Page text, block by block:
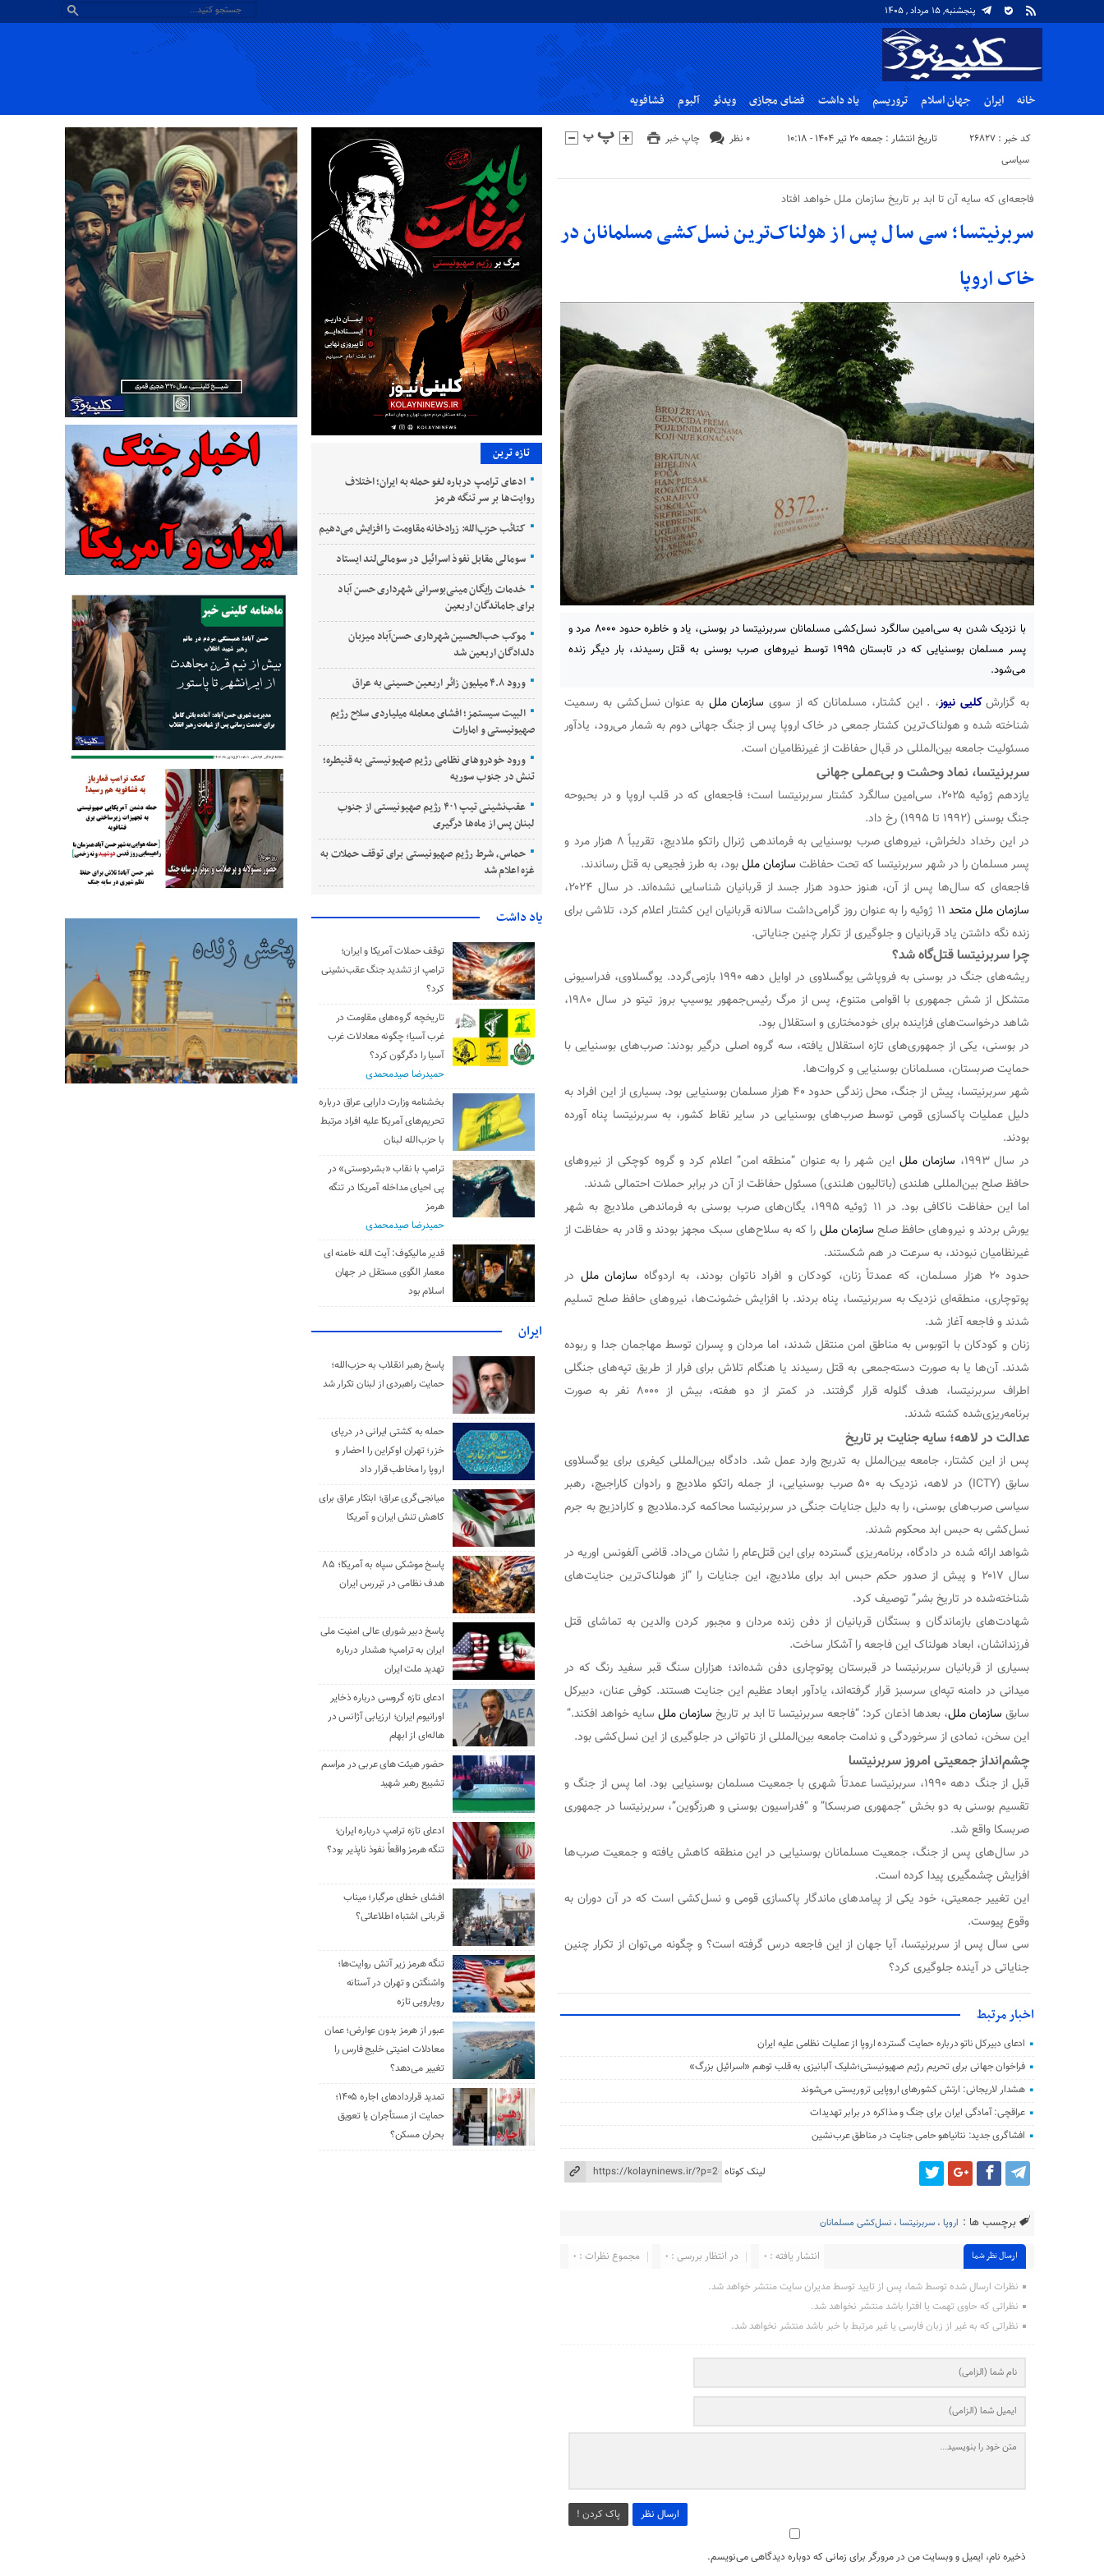
پنجشنبه, ۱۵ مرداد , ۱۴۰۵
خانه ایران جهان اسلام تروریسم یاد داشت فضای مجازی ویدئو آلبوم فشافویه
کد خبر : 26827 تاریخ انتشار : جمعه ۲۰ تیر ۱۴۰۴ - ۱۰:۱۸ چاپ خبر
۰ نظر
سیاسی
فاجعه‌ای که سایه آن تا ابد بر تاریخ سازمان ملل خواهد افتاد
سربرنیتسا؛ سی سال پس از هولناک‌ترین نسل‌کشی مسلمانان در
خاک اروپا
با نزدیک شدن به سی‌امین سالگرد نسل‌کشی مسلمانان سربرنیتسا در بوسنی، یاد و خاطره حدود ۸۰۰۰ مرد و
پسر مسلمان بوسنیایی که در تابستان ۱۹۹۵ توسط نیروهای صرب بوسنی به قتل رسیدند، بار دیگر زنده
می‌شود.
به گزارشکلیی نیوز، . این کشتار، مسلمانان که از سوی سازمان ملل به عنوان نسل‌کشی به رسمیت
شناخته شده و هولناک‌ترین کشتار جمعی در خاک اروپا پس از جنگ جهانی دوم به شمار می‌رود، یادآور
مسئولیت جامعه بین‌المللی در قبال حفاظت از غیرنظامیان است.
سربرنیتسا، نماد وحشت و بی‌عملی جهانی
یازدهم ژوئیه ۲۰۲۵، سی‌امین سالگرد کشتار سربرنیتسا است؛ فاجعه‌ای که در قلب اروپا و در بحبوحه
جنگ بوسنی (۱۹۹۲ تا ۱۹۹۵) رخ داد.
در این رخداد دلخراش، نیروهای صرب بوسنیایی به فرماندهی ژنرال راتکو ملادیچ، تقریباً ۸ هزار مرد و
پسر مسلمان را در شهر سربرنیتسا که تحت حفاظت سازمان مللبود، به طرز فجیعی به قتل رساندند.
فاجعه‌ای که سال‌ها پس از آن، هنوز حدود هزار جسد از قربانیان شناسایی نشده‌اند. در سال ۲۰۲۴،
سازمان ملل متحد
۱۱ ژوئیه را به عنوان روز گرامی‌داشت سالانه قربانیان این کشتار اعلام کرد، تلاشی برای
زنده نگه داشتن یاد قربانیان و جلوگیری از تکرار چنین جنایاتی.
چرا سربرنیتسا قتل‌گاه شد؟
ریشه‌های جنگ در بوسنی به فروپاشی یوگسلاوی در اوایل دهه ۱۹۹۰ بازمی‌گردد. یوگسلاوی، فدراسیونی
متشکل از شش جمهوری با اقوامی متنوع، پس از مرگ رئیس‌جمهور یوسیپ بروز تیتو در سال ۱۹۸۰،
شاهد درخواست‌های فزاینده برای خودمختاری و استقلال بود.
در بوسنی، یکی از جمهوری‌های تازه استقلال یافته، سه گروه اصلی درگیر بودند: صرب‌های بوسنیایی با
حمایت صربستان، مسلمانان بوسنیایی و کروات‌ها.
شهر سربرنیتسا، پیش از جنگ، محل زندگی حدود ۴۰ هزار مسلمان بوسنیایی بود. بسیاری از این افراد به
دلیل عملیات پاکسازی قومی توسط صرب‌های بوسنیایی در سایر نقاط کشور، به سربرنیتسا پناه آورده
بودند.
در سال ۱۹۹۳،
سازمان ملل این شهر را به عنوان “منطقه امن” اعلام کرد و گروه کوچکی از نیروهای
حافظ صلح بین‌المللی هلندی (باتالیون هلندی) مسئول حفاظت از آن در برابر حملات احتمالی شدند.
اما این حفاظت ناکافی بود. در ۱۱ ژوئیه ۱۹۹۵، یگان‌های صرب بوسنی به فرماندهی ملادیچ به شهر
یورش بردند و نیروهای حافظ صلح سازمان ملل را که به سلاح‌های سبک مجهز بودند و قادر به حفاظت از
غیرنظامیان نبودند، به سرعت در هم شکستند.
حدود ۲۰ هزار مسلمان، که عمدتاً زنان، کودکان و افراد ناتوان بودند، به اردوگاه
سازمان ملل در
پوتوچاری، منطقه‌ای نزدیک به سربرنیتسا، پناه بردند. با افزایش خشونت‌ها، نیروهای حافظ صلح تسلیم
شدند و فاجعه آغاز شد.
زنان و کودکان با اتوبوس به مناطق امن منتقل شدند، اما مردان و پسران توسط مهاجمان جدا و ربوده
شدند. آن‌ها یا به صورت دسته‌جمعی به قتل رسیدند یا هنگام تلاش برای فرار از طریق تپه‌های جنگلی
اطراف سربرنیتسا، هدف گلوله قرار گرفتند. در کمتر از دو هفته، بیش از ۸۰۰۰ نفر به صورت
برنامه‌ریزی‌شده کشته شدند.
عدالت در لاهه؛ سایه جنایت بر تاریخ
پس از این کشتار، جامعه بین‌الملل به تدریج وارد عمل شد. دادگاه بین‌المللی کیفری برای یوگسلاوی
سابق (ICTY) در لاهه، نزدیک به ۵۰ صرب بوسنیایی، از جمله راتکو ملادیچ و رادوان کاراجیچ، رهبر
سیاسی صرب‌های بوسنی، را به دلیل جنایات جنگی در سربرنیتسا محاکمه کرد.ملادیچ و کارادزیچ به جرم
نسل‌کشی به حبس ابد محکوم شدند.
شواهد ارائه شده در دادگاه، برنامه‌ریزی گسترده برای این قتل‌عام را نشان می‌داد. قاضی آلفونس اوریه در
سال ۲۰۱۷ و پیش از صدور حکم حبس ابد برای ملادیچ، این جنایات را “از هولناک‌ترین جنایت‌های
شناخته‌شده در تاریخ بشر” توصیف کرد.
شهادت‌های بازماندگان و بستگان قربانیان از دفن زنده مردان و مجبور کردن والدین به تماشای قتل
فرزندانشان، ابعاد هولناک این فاجعه را آشکار ساخت.
بسیاری از قربانیان سربرنیتسا در قبرستان پوتوچاری دفن شده‌اند؛ هزاران سنگ قبر سفید رنگ که در
میدانی در دامنه تپه‌ای سرسبز قرار گرفته‌اند، یادآور ابعاد عظیم این جنایت هستند. کوفی عنان، دبیرکل
سابق سازمان ملل، بعدها اذعان کرد: “فاجعه سربرنیتسا تا ابد بر تاریخ سازمان مللسایه خواهد افکند.”
این سخن، نمادی از سرخوردگی و ندامت جامعه بین‌المللی از ناتوانی در جلوگیری از این نسل‌کشی بود.
چشم‌انداز جمعیتی امروز سربرنیتسا
قبل از جنگ دهه ۱۹۹۰، سربرنیتسا عمدتاً شهری با جمعیت مسلمان بوسنیایی بود. اما پس از جنگ و
تقسیم بوسنی به دو بخش “جمهوری صربسکا” و “فدراسیون بوسنی و هرزگوین”، سربرنیتسا در جمهوری
صربسکا واقع شد.
در سال‌های پس از جنگ، جمعیت مسلمانان بوسنیایی در این منطقه کاهش یافته و جمعیت صرب‌ها
افزایش چشمگیری پیدا کرده است.
این تغییر جمعیتی، خود یکی از پیامدهای ماندگار پاکسازی قومی و نسل‌کشی است که در آن دوران به
وقوع پیوست.
سی سال پس از سربرنیتسا، آیا جهان از این فاجعه درس گرفته است؟ و چگونه می‌توان از تکرار چنین
جنایاتی در آینده جلوگیری کرد؟
اخبار مرتبط
ادعای دبیرکل ناتو درباره حمایت گسترده اروپا از عملیات نظامی علیه ایران
فراخوان جهانی برای تحریم رژیم صهیونیستی؛شلیک آلبانیزی به قلب توهم «اسرائیل بزرگ»
هشدار لاریجانی: ارتش کشورهای اروپایی تروریستی می‌شوند
عراقچی: آمادگی ایران برای جنگ و مذاکره در برابر تهدیدات
افشاگری جدید: نتانیاهو حامی جنایت در مناطق عرب‌نشین
لینک کوتاه
برچسب ها : اروپا ،سربرنيتسا ،نسل‌کشی مسلمانان
ارسال نظر شما مجموع نظرات : 0 در انتظار بررسی : 0 انتشار یافته : ۰
نظرات ارسال شده توسط شما، پس از تایید توسط مدیران سایت منتشر خواهد شد.
نظراتی که حاوی تهمت یا افترا باشد منتشر نخواهد شد.
نظراتی که به غیر از زبان فارسی یا غیر مرتبط با خبر باشد منتشر نخواهد شد.
ارسال نظر پاک کردن !
ذخیره نام، ایمیل و وبسایت من در مرورگر برای زمانی که دوباره دیدگاهی می‌نویسم.
تازه ترین
ادعای ترامپ درباره لغو حمله به ایران؛ اختلاف
روایت‌ها بر سر تنگه هرمز
کتائب حزب‌الله: زرادخانه مقاومت را افزایش می‌دهیم
سومالی مقابل نفوذ اسرائیل در سومالی‌لند ایستاد
خدمات رایگان مینی‌بوسرانی شهرداری حسن‌ آباد
برای جاماندگان اربعین
موکب حب‌الحسین شهرداری حسن‌آباد میزبان
دلدادگان اربعین شد
ورود ۴.۸ میلیون زائر اربعین حسینی به عراق
البیت سیستمز؛ افشای معامله میلیاردی سلاح رژیم
صهیونیستی و امارات
ورود خودروهای نظامی رژیم صهیونیستی به قنیطره؛
تنش در جنوب سوریه
عقب‌نشینی تیپ ۴۰۱ رژیم صهیونیستی از جنوب
لبنان پس از ماه‌ها درگیری
حماس، شرط رژیم صهیونیستی برای توقف حملات به
غزه اعلام شد
یاد داشت
توقف حملات آمریکا و ایران؛
ترامپ از تشدید جنگ عقب‌نشینی
کرد؟
تاریخچه گروه‌های مقاومت در
غرب آسیا؛ چگونه معادلات غرب
آسیا را دگرگون کرد؟
حمیدرضا صیدمحمدی
بخشنامه وزارت دارایی عراق درباره
تحریم‌های آمریکا علیه افراد مرتبط
با حزب‌الله لبنان
ترامپ با نقاب «بشردوستی» در
پی احیای مداخله آمریکا در تنگه
هرمز
حمیدرضا صیدمحمدی
قدیر مالیکوف: آیت‌ الله خامنه‌ ای
معمار الگوی مستقل در جهان
اسلام بود
ایران
پاسخ رهبر انقلاب به حزب‌الله؛
حمایت راهبردی از لبنان تکرار شد
حمله به کشتی ایرانی در دریای
خزر؛ تهران اوکراین را احضار و
اروپا را مخاطب قرار داد
میانجی‌گری عراق؛ ابتکار عراق برای
کاهش تنش ایران و آمریکا
پاسخ موشکی سپاه به آمریکا؛ ۸۵
هدف نظامی در تیررس ایران
پاسخ دبیر شورای عالی امنیت ملی
ایران به ترامپ؛ هشدار درباره
تهدید ملت ایران
ادعای تازه گروسی درباره ذخایر
اورانیوم ایران؛ ارزیابی آژانس در
هاله‌ای از ابهام
حضور هیئت‌ های عربی در مراسم
تشییع رهبر شهید
ادعای تازه ترامپ درباره ایران؛
تنگه هرمز واقعاً نفوذ ناپذیر بود؟
افشای خطای مرگبار؛ میناب
قربانی اشتباه اطلاعاتی؟
تنگه هرمز زیر آتش روایت‌ها؛
واشنگتن و تهران در آستانه
رویارویی تازه
عبور از هرمز بدون عوارض؛ عمان
معادلات امنیتی خلیج فارس را
تغییر می‌دهد؟
تمدید قراردادهای اجاره ۱۴۰۵؛
حمایت از مستأجران یا تعویق
بحران مسکن؟